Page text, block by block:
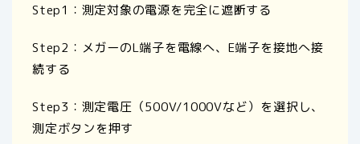
Step1：測定対象の電源を完全に遮断する
Step2：メガーのL端子を電線へ、E端子を接地へ接
続する
Step3：測定電圧（500V/1000Vなど）を選択し、
測定ボタンを押す